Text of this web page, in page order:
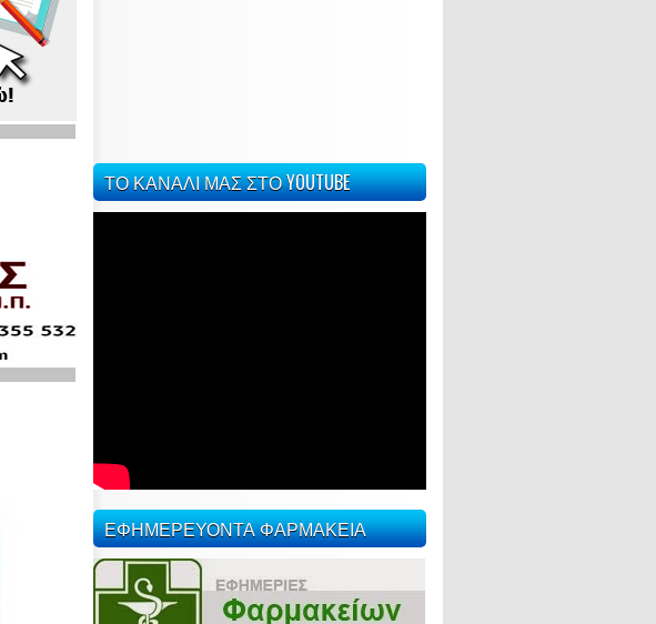
ΤΟ ΚΑΝΑΛΙ ΜΑΣ ΣΤΟ YOUTUBE
ΕΦΗΜΕΡΕΥΟΝΤΑ ΦΑΡΜΑΚΕΙΑ